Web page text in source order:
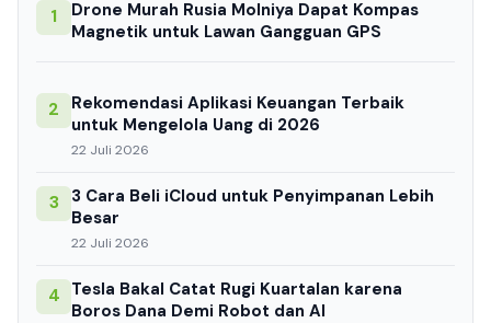
1
Drone Murah Rusia Molniya Dapat Kompas
Magnetik untuk Lawan Gangguan GPS
2
Rekomendasi Aplikasi Keuangan Terbaik
untuk Mengelola Uang di 2026
22 Juli 2026
3
3 Cara Beli iCloud untuk Penyimpanan Lebih
Besar
22 Juli 2026
4 Tesla Bakal Catat Rugi Kuartalan karena
Boros Dana Demi Robot dan AI